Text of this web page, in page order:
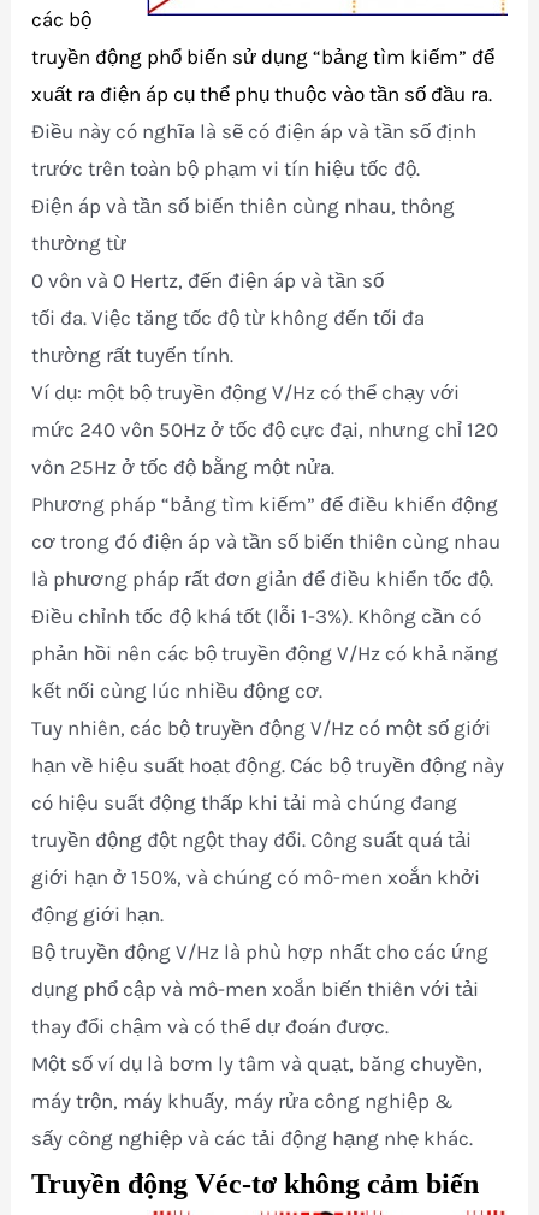
các bộ
truyền động phổ biến sử dụng “bảng tìm kiếm” để
xuất ra điện áp cụ thể phụ thuộc vào tần số đầu ra.
Điều này có nghĩa là sẽ có điện áp và tần số định
trước trên toàn bộ phạm vi tín hiệu tốc độ.
Điện áp và tần số biến thiên cùng nhau, thông
thường từ
0 vôn và 0 Hertz, đến điện áp và tần số
tối đa. Việc tăng tốc độ từ không đến tối đa
thường rất tuyến tính.
Ví dụ: một bộ truyền động V/Hz có thể chạy với
mức 240 vôn 50Hz ở tốc độ cực đại, nhưng chỉ 120
vôn 25Hz ở tốc độ bằng một nửa.
Phương pháp “bảng tìm kiếm” để điều khiển động
cơ trong đó điện áp và tần số biến thiên cùng nhau
là phương pháp rất đơn giản để điều khiển tốc độ.
Điều chỉnh tốc độ khá tốt (lỗi 1-3%). Không cần có
phản hồi nên các bộ truyền động V/Hz có khả năng
kết nối cùng lúc nhiều động cơ.
Tuy nhiên, các bộ truyền động V/Hz có một số giới
hạn về hiệu suất hoạt động. Các bộ truyền động này
có hiệu suất động thấp khi tải mà chúng đang
truyền động đột ngột thay đổi. Công suất quá tải
giới hạn ở 150%, và chúng có mô-men xoắn khởi
động giới hạn.
Bộ truyền động V/Hz là phù hợp nhất cho các ứng
dụng phổ cập và mô-men xoắn biến thiên với tải
thay đổi chậm và có thể dự đoán được.
Một số ví dụ là bơm ly tâm và quạt, băng chuyền,
máy trộn, máy khuấy, máy rửa công nghiệp &
sấy công nghiệp và các tải động hạng nhẹ khác.
Truyền động Véc-tơ không cảm biến